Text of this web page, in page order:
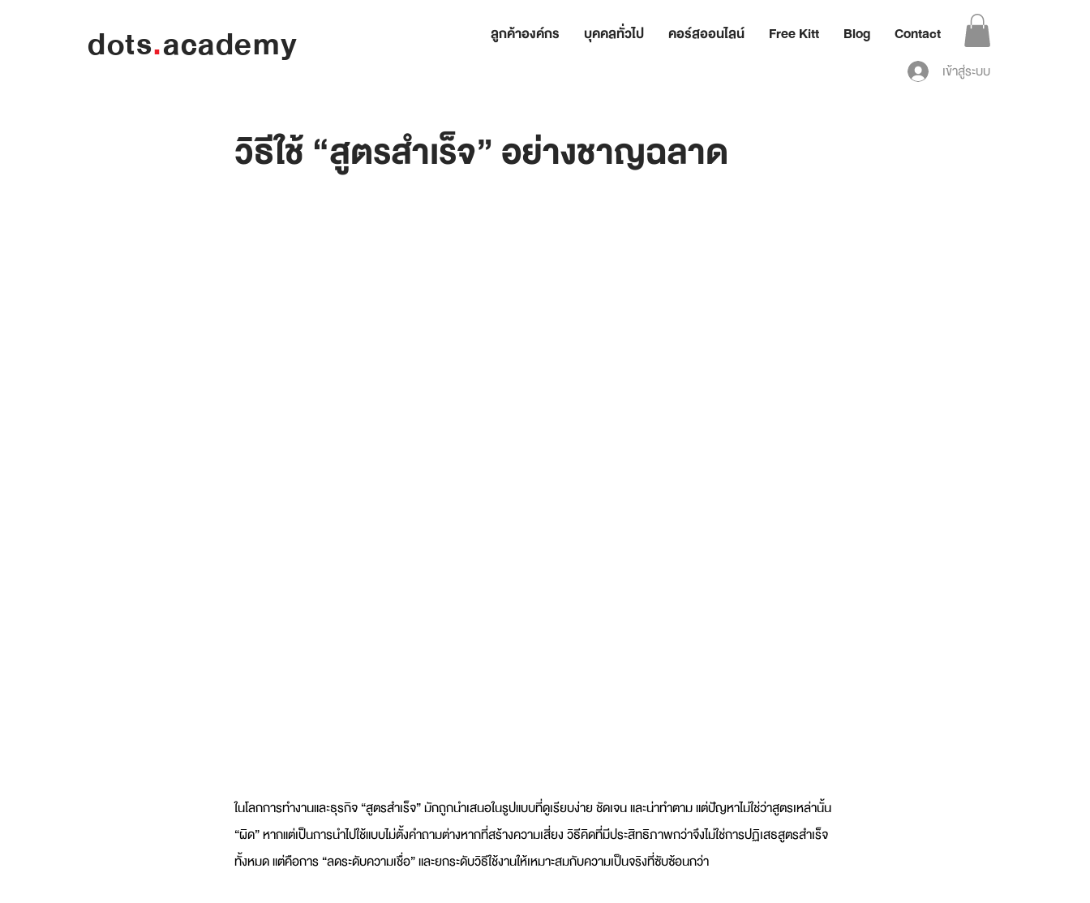
dots.academy ลูกค้าองค์กร บุคคลทั่วไป คอร์สออนไลน์ Free Kitt Blog Contact
เข้าสู่ระบบ
วิธีใช้ “สูตรสำเร็จ” อย่างชาญฉลาด
ในโลกการทำงานและธุรกิจ “สูตรสำเร็จ” มักถูกนำเสนอในรูปแบบที่ดูเรียบง่าย ชัดเจน และน่าทำตาม แต่ปัญหาไม่ใช่ว่าสูตรเหล่านั้น
“ผิด” หากแต่เป็นการนำไปใช้แบบไม่ตั้งคำถามต่างหากที่สร้างความเสี่ยง วิธีคิดที่มีประสิทธิภาพกว่าจึงไม่ใช่การปฏิเสธสูตรสำเร็จ
ทั้งหมด แต่คือการ “ลดระดับความเชื่อ” และยกระดับวิธีใช้งานให้เหมาะสมกับความเป็นจริงที่ซับซ้อนกว่า